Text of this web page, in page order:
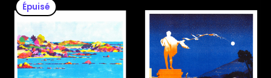
Épuisé